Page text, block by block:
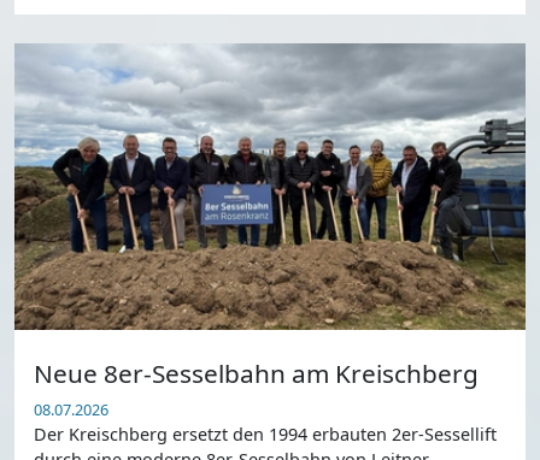
Neue 8er-Sesselbahn am Kreischberg
08.07.2026
Der Kreischberg ersetzt den 1994 erbauten 2er-Sessellift